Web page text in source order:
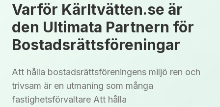
Varför Kärltvätten.se är
den Ultimata Partnern för
Bostadsrättsföreningar
Att hålla bostadsrättsföreningens miljö ren och
trivsam är en utmaning som många
fastighetsförvaltare Att hålla